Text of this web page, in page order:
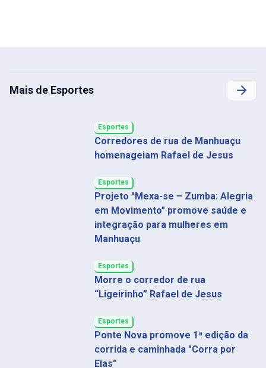
Mais de Esportes
Esportes
Corredores de rua de Manhuaçu
homenageiam Rafael de Jesus
Esportes
Projeto "Mexa-se – Zumba: Alegria
em Movimento" promove saúde e
integração para mulheres em
Manhuaçu
Esportes
Morre o corredor de rua
“Ligeirinho” Rafael de Jesus
Esportes
Ponte Nova promove 1ª edição da
corrida e caminhada "Corra por
Elas"